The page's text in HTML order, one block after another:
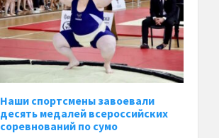
Наши спортсмены завоевали
десять медалей всероссийских
соревнований по сумо